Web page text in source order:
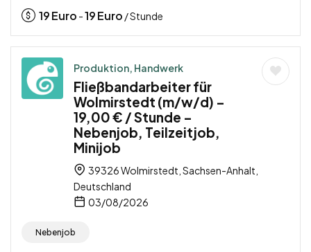
19Euro -19Euro / Stunde
Produktion, Handwerk
Fließbandarbeiter für
Wolmirstedt (m/w/d) –
19,00 € / Stunde –
Nebenjob, Teilzeitjob,
Minijob
39326 Wolmirstedt, Sachsen-Anhalt,
Deutschland
03/08/2026
Nebenjob